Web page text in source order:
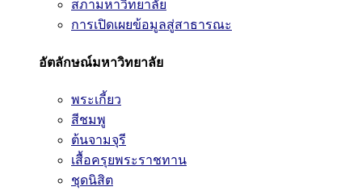
สภามหาวิทยาลัย
การเปิดเผยข้อมูลสู่สาธารณะ
อัตลักษณ์มหาวิทยาลัย
พระเกี้ยว
สีชมพู
ต้นจามจุรี
เสื้อครุยพระราชทาน
ชุดนิสิต